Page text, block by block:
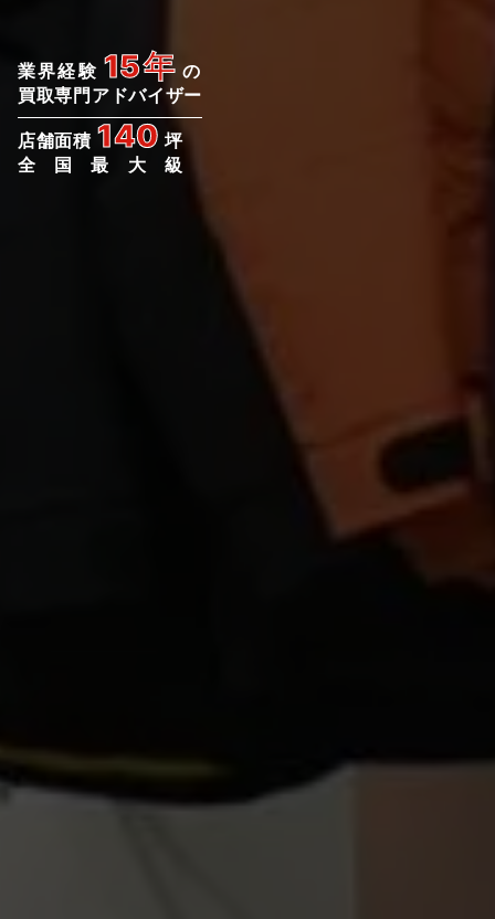
業界経験 15年 の
買取専門アドバイザー
店舗面積 140 坪
全国最大級